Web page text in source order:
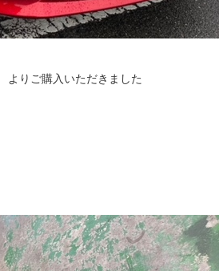
よりご購入いただきました